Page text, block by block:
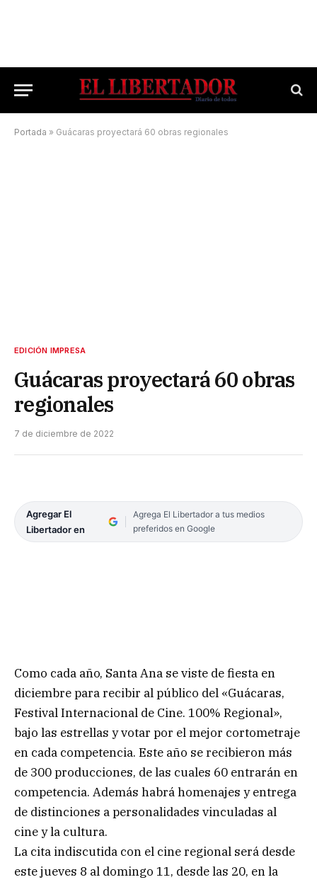
Portada » Guácaras proyectará 60 obras regionales
EDICIÓN IMPRESA
Guácaras proyectará 60 obras
regionales
7 de diciembre de 2022
Agregar El
Libertador en
Agrega El Libertador a tus medios
preferidos en Google
Como cada año, Santa Ana se viste de fiesta en
diciembre para recibir al público del «Guácaras,
Festival Internacional de Cine. 100% Regional»,
bajo las estrellas y votar por el mejor cortometraje
en cada competencia. Este año se recibieron más
de 300 producciones, de las cuales 60 entrarán en
competencia. Además habrá homenajes y entrega
de distinciones a personalidades vinculadas al
cine y la cultura.
La cita indiscutida con el cine regional será desde
este jueves 8 al domingo 11, desde las 20, en la